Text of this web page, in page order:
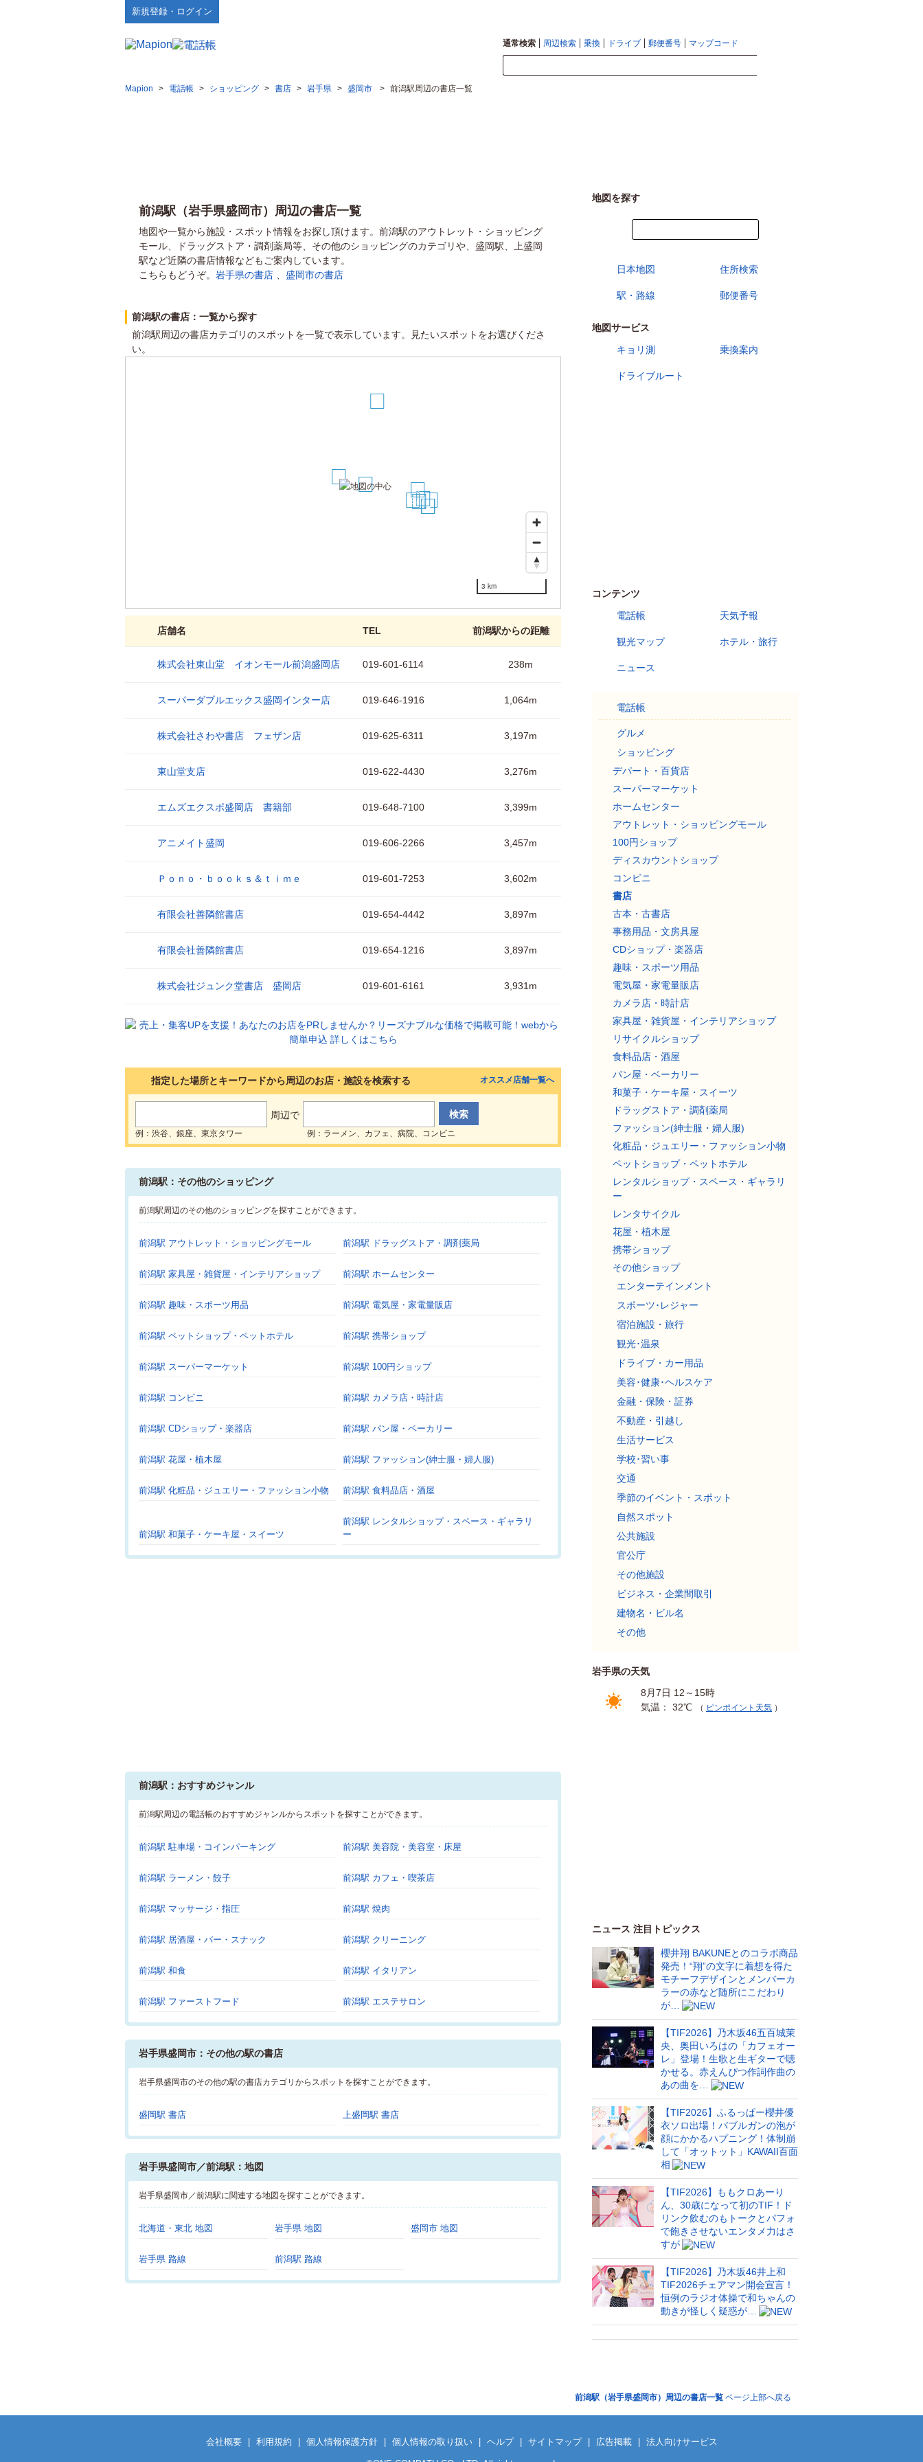
新規登録・ログイン
通常検索 周辺検索 乗換 ドライブ 郵便番号 マップコード
Mapion > 電話帳 > ショッピング > 書店 > 岩手県 > 盛岡市 > 前潟駅周辺の書店一覧
前潟駅（岩手県盛岡市）周辺の書店一覧
地図や一覧から施設・スポット情報をお探し頂けます。前潟駅のアウトレット・ショッピング
モール、ドラッグストア・調剤薬局等、その他のショッピングのカテゴリや、盛岡駅、上盛岡
駅など近隣の書店情報などもご案内しています。
こちらもどうぞ。 岩手県の書店 盛岡市の書店
前潟駅の書店：一覧から探す
前潟駅周辺の書店カテゴリのスポットを一覧で表示しています。見たいスポットをお選びくださ
い。
1
2
3
4
67
8
9
10
3 km
店舗名 TEL 前潟駅からの距離
株式会社東山堂 イオンモール前潟盛岡店 019-601-6114 238m
スーパーダブルエックス盛岡インター店 019-646-1916 1,064m
株式会社さわや書店 フェザン店 019-625-6311 3,197m
東山堂支店 019-622-4430 3,276m
エムズエクスポ盛岡店 書籍部 019-648-7100 3,399m
アニメイト盛岡 019-606-2266 3,457m
Ｐｏｎｏ・ｂｏｏｋｓ＆ｔｉｍｅ 019-601-7253 3,602m
有限会社善隣館書店 019-654-4442 3,897m
有限会社善隣館書店 019-654-1216 3,897m
株式会社ジュンク堂書店 盛岡店 019-601-6161 3,931m
指定した場所とキーワードから周辺のお店・施設を検索する
周辺で
例：渋谷、銀座、東京タワー 例：ラーメン、カフェ、病院、コンビニ
オススメ店舗一覧へ
前潟駅：その他のショッピング
前潟駅周辺のその他のショッピングを探すことができます。
前潟駅 アウトレット・ショッピングモール 前潟駅 ドラッグストア・調剤薬局
前潟駅 家具屋・雑貨屋・インテリアショップ 前潟駅 ホームセンター
前潟駅 趣味・スポーツ用品 前潟駅 電気屋・家電量販店
前潟駅 ペットショップ・ペットホテル 前潟駅 携帯ショップ
前潟駅 スーパーマーケット 前潟駅 100円ショップ
前潟駅 コンビニ 前潟駅 カメラ店・時計店
前潟駅 CDショップ・楽器店 前潟駅 パン屋・ベーカリー
前潟駅 花屋・植木屋 前潟駅 ファッション(紳士服・婦人服)
前潟駅 化粧品・ジュエリー・ファッション小物 前潟駅 食料品店・酒屋
前潟駅 和菓子・ケーキ屋・スイーツ
前潟駅 レンタルショップ・スペース・ギャラリ
ー
前潟駅：おすすめジャンル
前潟駅周辺の電話帳のおすすめジャンルからスポットを探すことができます。
前潟駅 駐車場・コインパーキング 前潟駅 美容院・美容室・床屋
前潟駅 ラーメン・餃子 前潟駅 カフェ・喫茶店
前潟駅 マッサージ・指圧 前潟駅 焼肉
前潟駅 居酒屋・バー・スナック 前潟駅 クリーニング
前潟駅 和食 前潟駅 イタリアン
前潟駅 ファーストフード 前潟駅 エステサロン
岩手県盛岡市：その他の駅の書店
岩手県盛岡市のその他の駅の書店カテゴリからスポットを探すことができます。
盛岡駅 書店 上盛岡駅 書店
岩手県盛岡市／前潟駅：地図
岩手県盛岡市／前潟駅に関連する地図を探すことができます。
北海道・東北 地図 岩手県 地図 盛岡市 地図
岩手県 路線 前潟駅 路線
地図を探す
日本地図 住所検索
駅・路線 郵便番号
地図サービス
キョリ測
乗換案内
ドライブルート
コンテンツ
電話帳
天気予報
観光マップ ホテル・旅行
ニュース
電話帳
グルメ
ショッピング
デパート・百貨店
スーパーマーケット
ホームセンター
アウトレット・ショッピングモール
100円ショップ
ディスカウントショップ
コンビニ
書店
古本・古書店
事務用品・文房具屋
CDショップ・楽器店
趣味・スポーツ用品
電気屋・家電量販店
カメラ店・時計店
家具屋・雑貨屋・インテリアショップ
リサイクルショップ
食料品店・酒屋
パン屋・ベーカリー
和菓子・ケーキ屋・スイーツ
ドラッグストア・調剤薬局
ファッション(紳士服・婦人服)
化粧品・ジュエリー・ファッション小物
ペットショップ・ペットホテル
レンタルショップ・スペース・ギャラリ
ー
レンタサイクル
花屋・植木屋
携帯ショップ
その他ショップ
エンターテインメント
スポーツ･レジャー
宿泊施設・旅行
観光･温泉
ドライブ・カー用品
美容･健康･ヘルスケア
金融・保険・証券
不動産・引越し
生活サービス
学校･習い事
交通
季節のイベント・スポット
自然スポット
公共施設
官公庁
その他施設
ビジネス・企業間取引
建物名・ビル名
その他
岩手県の天気
8月7日 12～15時
気温： 32℃
（ ピンポイント天気 ）
ニュース 注目トピックス
櫻井翔 BAKUNEとのコラボ商品
発売！“翔”の文字に着想を得た
モチーフデザインとメンバーカ
ラーの赤など随所にこだわり
が…
【TIF2026】乃木坂46五百城茉
央、奥田いろはの「カフェオー
レ」登場！生歌と生ギターで聴
かせる。赤えんぴつ作詞作曲の
あの曲を…
【TIF2026】ふるっぱー櫻井優
衣ソロ出場！バブルガンの泡が
顔にかかるハプニング！体制崩
して「オットット」KAWAII百面
相
【TIF2026】ももクロあーり
ん、30歳になって初のTIF！ド
リンク飲むのもトークとパフォ
で飽きさせないエンタメ力はさ
すが
【TIF2026】乃木坂46井上和
TIF2026チェアマン開会宣言！
恒例のラジオ体操で和ちゃんの
動きが怪しく疑惑が…
前潟駅（岩手県盛岡市）周辺の書店一覧 ページ上部へ戻る
会社概要 利用規約 個人情報保護方針 個人情報の取り扱い ヘルプ サイトマップ 広告掲載 法人向けサービス